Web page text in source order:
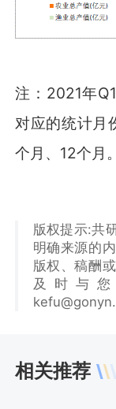
注：2021年
对应的统计月
个月、12个月。
版权提示:共
明确来源的
版权、稿酬
及时与
相关推荐